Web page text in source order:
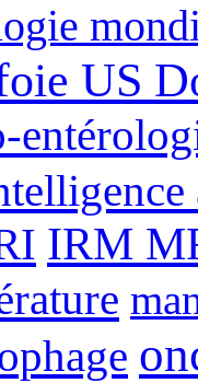
US
IRM